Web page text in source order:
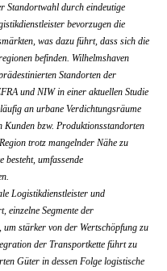
Standortwahl durch eindeutige
bevorzugen die
was dazu führt, dass sich die
befinden. Wilhelmshaven
Standorten der
und NIW in einer aktuellen Studie
an urbane Verdichtungsräume
Kunden bzw. Produktionsstandorten
trotz mangelnder Nähe zu
besteht, umfassende
Logistikdienstleister und
einzelne Segmente der
stärker von der Wertschöpfung zu
der Transportkette führt zu
Güter in dessen Folge logistische